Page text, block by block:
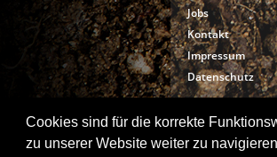
Cookies sind für die korrekte
zu unserer Website weiter zu
Jobs
Kontakt
Impressum
Datenschutz